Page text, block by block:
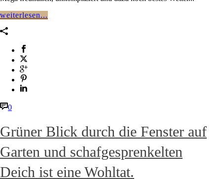
weiterlesen...
0
Grüner Blick durch die Fenster auf
Garten und schafgesprenkelten
Deich ist eine Wohltat.